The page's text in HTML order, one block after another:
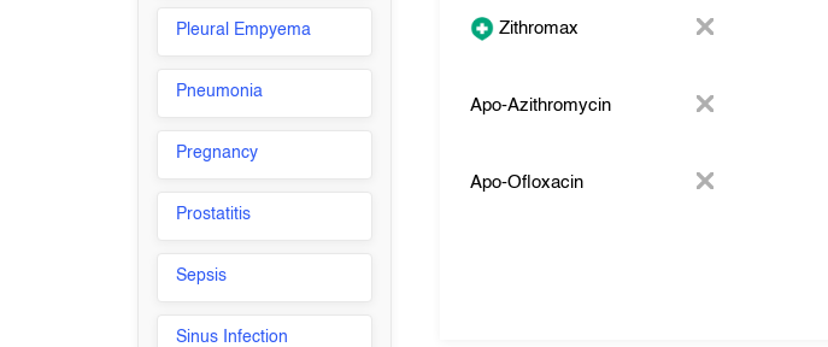
Pleural Empyema
Pneumonia
Pregnancy
Prostatitis
Sepsis
Sinus Infection
Zithromax
Apo-Azithromycin
Apo-Ofloxacin